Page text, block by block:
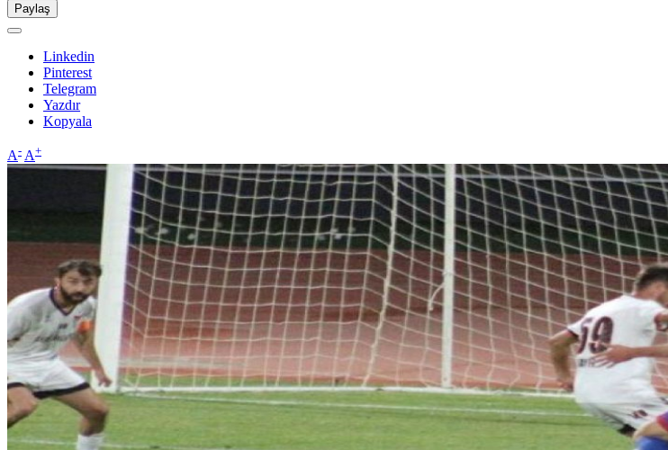
Paylaş
Linkedin
Pinterest
Telegram
Yazdır
Kopyala
A- A+